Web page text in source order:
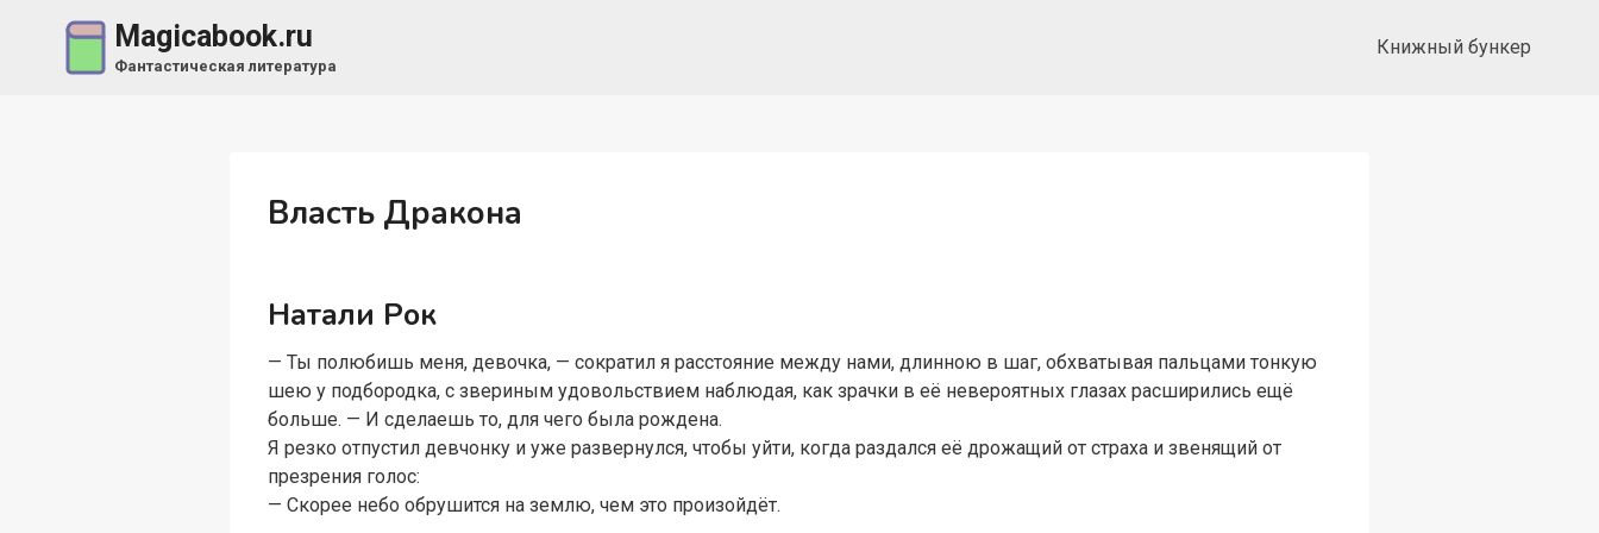
содержимому
Magicabook.ru
Фантастическая литература
Книжный бункер
Власть Дракона
Натали Рок
— Ты полюбишь меня, девочка, — сократил я расстояние между нами, длинною в шаг, обхватывая пальцами тонкую
шею у подбородка, с звериным удовольствием наблюдая, как зрачки в её невероятных глазах расширились ещё
больше. — И сделаешь то, для чего была рождена.
Я резко отпустил девчонку и уже развернулся, чтобы уйти, когда раздался её дрожащий от страха и звенящий от
презрения голос:
— Скорее небо обрушится на землю, чем это произойдёт.